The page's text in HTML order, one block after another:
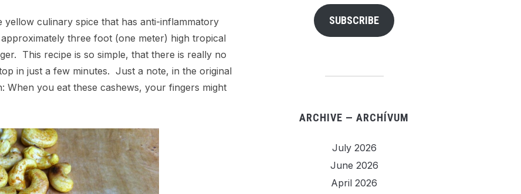
yellow culinary spice that has anti-inflammatory
three foot (one meter) high tropical
This recipe is so simple, that there is really no
in just a few minutes. Just a note, in the original
you eat these cashews, your fingers might
SUBSCRIBE
ARCHIVE — ARCHÍVUM
July 2026
June 2026
April 2026